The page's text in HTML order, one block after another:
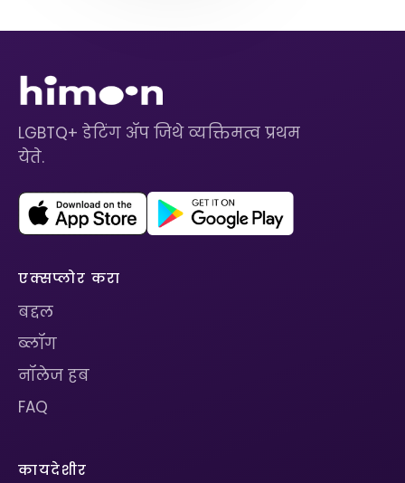
LGBTQ+ डेटिंग ॲप जिथे व्यक्तिमत्व प्रथम
येते.
एक्सप्लोर करा
बद्दल
ब्लॉग
नॉलेज हब
FAQ
कायदेशीर